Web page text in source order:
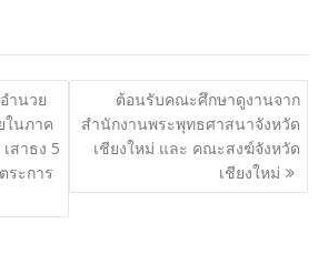
n
e
o
g
g
er
u
m
bl
r
nt
er
e
st
o
p
y
Li
n
k
h
ar
e
ำนวย
ในภาค
สาธง 5
ระการ
ต้อนรับคณะศึกษาดูงานจาก
สำนักงานพระพุทธศาสนาจังหวัด
เชียงใหม่ และ คณะสงฆ์จังหวัด
เชียงใหม่